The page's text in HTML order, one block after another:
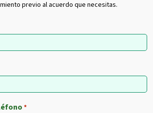
previo al acuerdo que necesitas.
*